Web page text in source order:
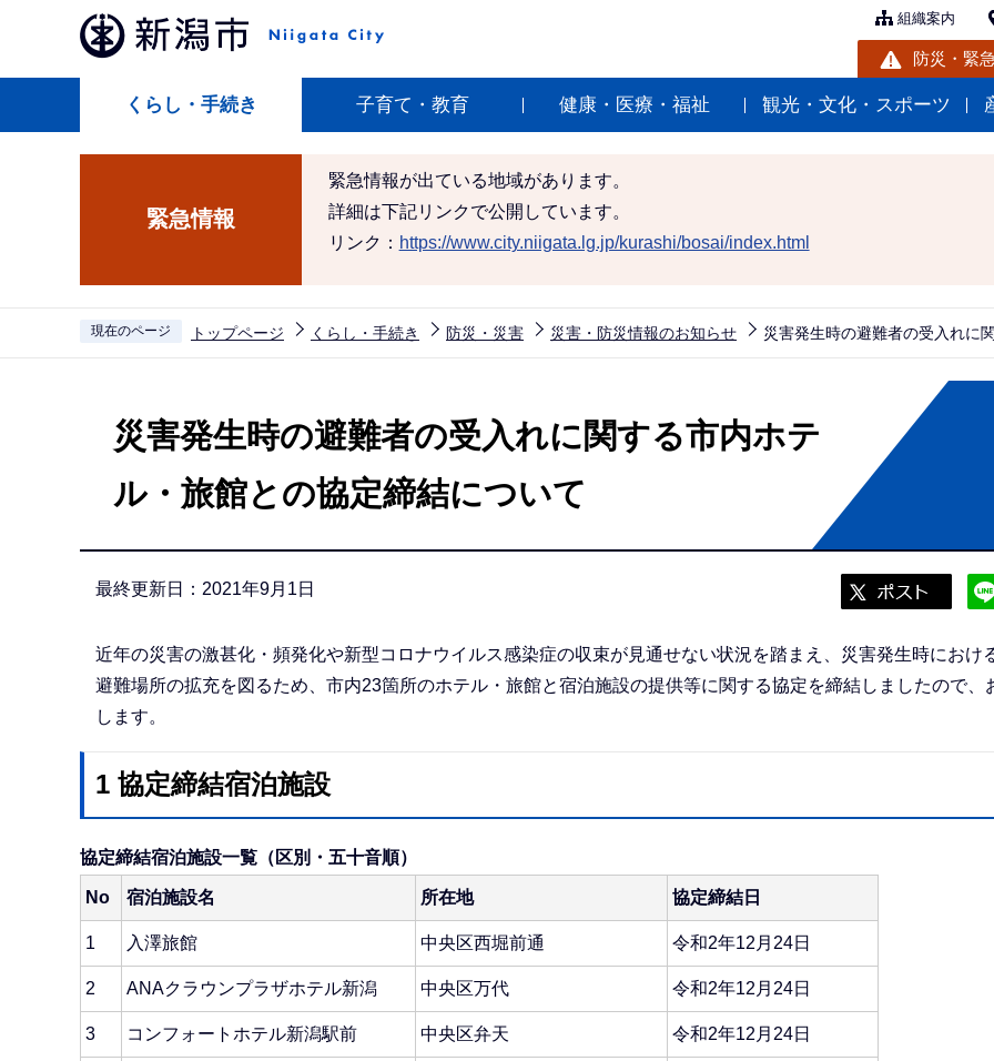
ペ
組織案内
防災・緊
くらし・手続き 子育て・教育 健康・医療・福祉 観光・文化・スポーツ
緊急情報
緊急情報が出ている地域があります。
詳細は下記リンクで公開しています。
リンク： https://www.city.niigata.lg.jp/kurashi/bosai/index.html
現在のページ トップページ くらし・手続き 防災・災害 災害・防災情報のお知らせ 災害発生時の避難者の受入れに
災害発生時の避難者の受入れに関する市内ホテ
ル・旅館との協定締結について
最終更新日：2021年9月1日
近年の災害の激甚化・頻発化や新型コロナウイルス感染症の収束が見通せない状況を踏まえ、災害発生時におけ
避難場所の拡充を図るため、市内23箇所のホテル・旅館と宿泊施設の提供等に関する協定を締結しましたので、
します。
1 協定締結宿泊施設
協定締結宿泊施設一覧（区別・五十音順）
No 宿泊施設名 所在地 協定締結日
1 入澤旅館 中央区西堀前通 令和2年12月24日
2 ANAクラウンプラザホテル新潟 中央区万代 令和2年12月24日
3 コンフォートホテル新潟駅前 中央区弁天 令和2年12月24日